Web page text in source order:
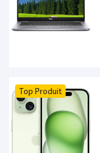
Top Produit